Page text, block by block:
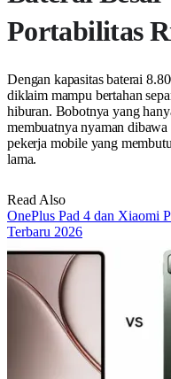
Portabilitas
Dengan kapasitas baterai
diklaim mampu bertahan
hiburan. Bobotnya yang
membuatnya nyaman
pekerja mobile yang
lama.
Read Also
OnePlus Pad 4 dan Xiaomi
Terbaru 2026